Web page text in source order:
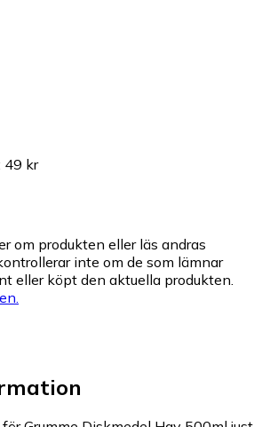
49 kr
om produkten eller läs andras
inte om de som lämnar
eller köpt den aktuella produkten.